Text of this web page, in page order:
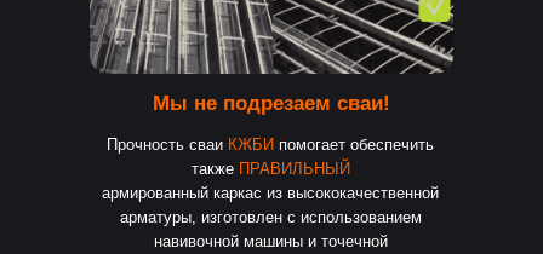
Прочность сваи КЖБИ помогает обеспечить
также ПРАВИЛЬНЫЙ
армированный каркас из высококачественной
арматуры, изготовлен с использованием
навивочной машины и точечной
Мы не подрезаем сваи!